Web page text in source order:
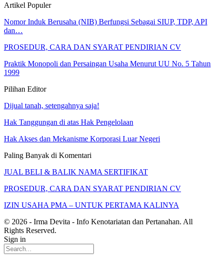
Artikel Populer
Nomor Induk Berusaha (NIB) Berfungsi Sebagai SIUP, TDP, API
dan…
PROSEDUR, CARA DAN SYARAT PENDIRIAN CV
Praktik Monopoli dan Persaingan Usaha Menurut UU No. 5 Tahun
1999
Pilihan Editor
Dijual tanah, setengahnya saja!
Hak Tanggungan di atas Hak Pengelolaan
Hak Akses dan Mekanisme Korporasi Luar Negeri
Paling Banyak di Komentari
JUAL BELI & BALIK NAMA SERTIFIKAT
PROSEDUR, CARA DAN SYARAT PENDIRIAN CV
IZIN USAHA PMA – UNTUK PERTAMA KALINYA
© 2026 - Irma Devita - Info Kenotariatan dan Pertanahan. All
Rights Reserved.
Sign in